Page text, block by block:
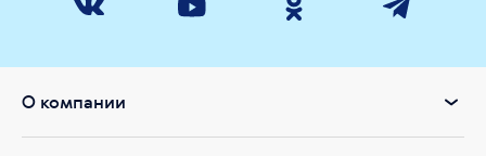
О компании